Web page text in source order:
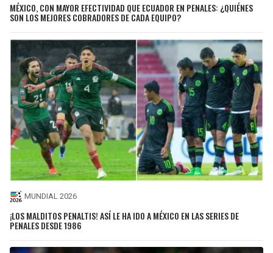
MÉXICO, CON MAYOR EFECTIVIDAD QUE ECUADOR EN PENALES: ¿QUIÉNES
SON LOS MEJORES COBRADORES DE CADA EQUIPO?
MUNDIAL 2026
¡LOS MALDITOS PENALTIS! ASÍ LE HA IDO A MÉXICO EN LAS SERIES DE
PENALES DESDE 1986